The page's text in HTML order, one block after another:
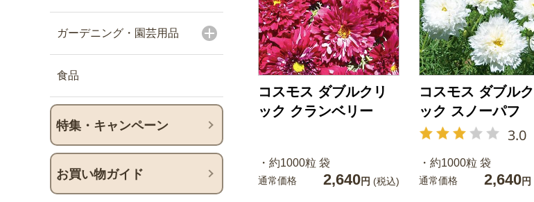
ガーデニング・園芸用品
食品
特集・キャンペーン
お買い物ガイド
コスモス ダブルクリ
ック クランベリー
・約1000粒 袋
通常価格 2,640円 (税込)
コスモス ダブル
ック スノーパフ
3.0
・約1000粒 袋
通常価格 2,640円